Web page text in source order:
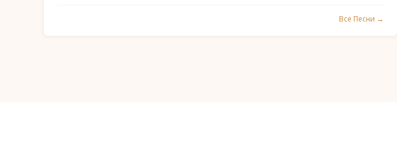
Все Песни →